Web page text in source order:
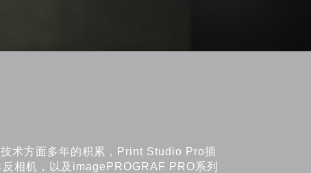
术方面多年的积累，Print Studio Pro插
相机，以及imagePROGRAF PRO系列